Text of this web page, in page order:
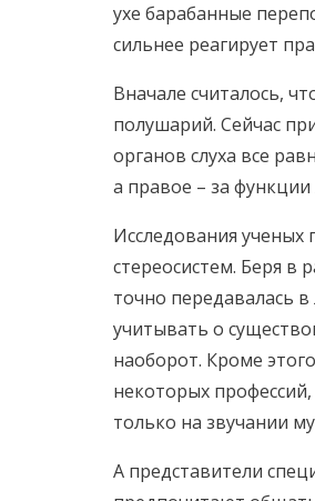
ухе барабанные
сильнее реагирует
Вначале считалось,
полушарий. Сейчас
органов слуха все
а правое – за функции
Исследования
стереосистем. Беря в
точно передавалась
учитывать о
наоборот. Кроме
некоторых
только на звучании
А представители